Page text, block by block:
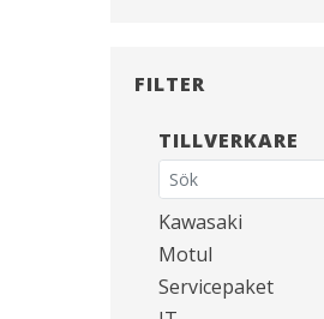
FILTER
TILLVERKARE
Kawasaki
Motul
Servicepaket